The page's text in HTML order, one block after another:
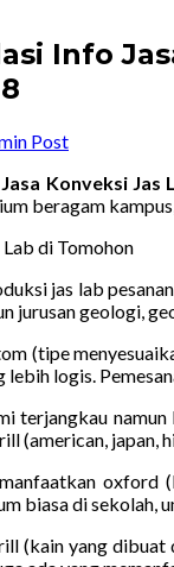
Info
Post
Konveksi
beragam
jas lab
jurusan geologi,
(tipe
lebih logis.
terjangkau
(american, japan,
biasa di sekolah,
(kain yang